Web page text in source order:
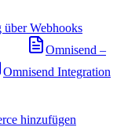
Webhooks
Omnisend –
Omnisend Integration
hinzufügen